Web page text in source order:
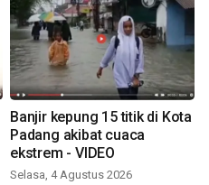
Banjir kepung 15 titik di Kota
Padang akibat cuaca
ekstrem - VIDEO
Selasa, 4 Agustus 2026